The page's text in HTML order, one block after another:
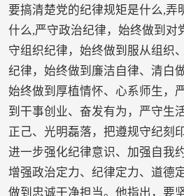
要搞清楚党的纪律规矩是什么,弄
什么,严守政治纪律，始终做到对
守组织纪律，始终做到服从组织
纪律，始终做到廉洁自律、清白
始终做到厚植情怀、心系师生，
到干事创业、奋发有为，严守生
正己、光明磊落，把遵规守纪刻
进一步强化纪律意识、加强自我
增强政治定力、纪律定力、道德
做到忠诚干净担当。他指出，要